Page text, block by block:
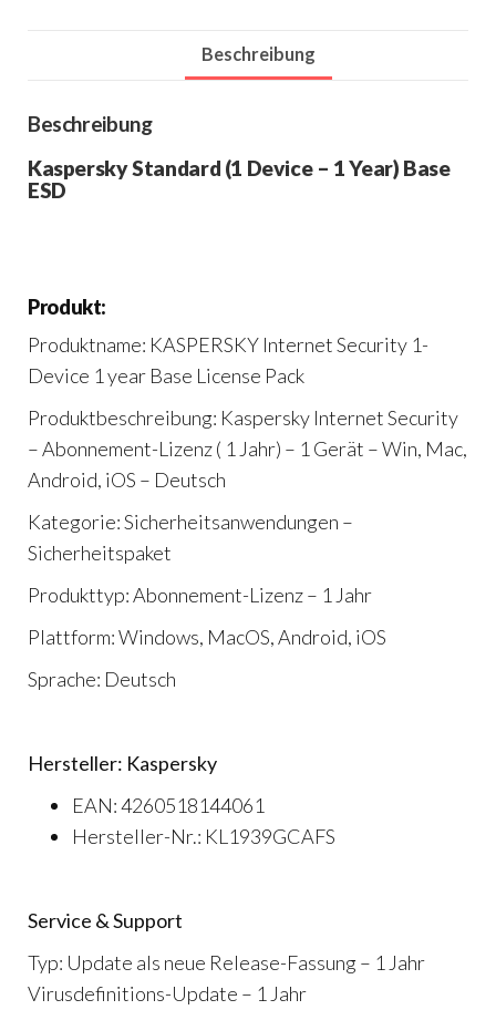
Beschreibung
Beschreibung
Kaspersky Standard (1 Device – 1 Year) Base
ESD
Produkt:
Produktname: KASPERSKY Internet Security 1-
Device 1 year Base License Pack
Produktbeschreibung: Kaspersky Internet Security
– Abonnement-Lizenz ( 1 Jahr) – 1 Gerät – Win, Mac,
Android, iOS – Deutsch
Kategorie: Sicherheitsanwendungen –
Sicherheitspaket
Produkttyp: Abonnement-Lizenz – 1 Jahr
Plattform: Windows, MacOS, Android, iOS
Sprache: Deutsch
Hersteller: Kaspersky
EAN: 4260518144061
Hersteller-Nr.: KL1939GCAFS
Service & Support
Typ: Update als neue Release-Fassung – 1 Jahr
Virusdefinitions-Update – 1 Jahr